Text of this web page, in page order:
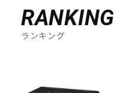
RANKING
ランキング